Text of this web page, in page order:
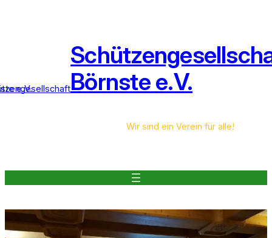
Börnste e.V.
Wir sind ein Verein für alle!